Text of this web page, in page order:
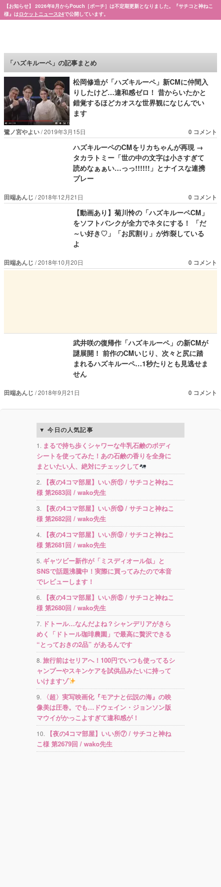
【お知らせ】 2026年8月からPouch［ポーチ］は不定期更新となりました。『サチコと神ねこ
様』はロケットニュース24で公開しています。
「ハズキルーペ」の記事まとめ
松岡修造が「ハズキルーペ」新CMに仲間入
りしたけど…違和感ゼロ！ 昔からいたかと
錯覚するほどカオスな世界観になじんでい
ます
鷺ノ宮やよい 2019年3月15日 0 コメント
ハズキルーペのCMをリカちゃんが再現 →
タカラトミー「世の中の文字は小さすぎて
読めなぁぁい…っっ!!!!!!」とナイスな連携
プレー
田端あんじ 2018年12月21日 0 コメント
【動画あり】菊川怜の「ハズキルーペCM」
をソフトバンクが全力でネタにする！ 「だ
～い好き♡」「お尻割り」が炸裂している
よ
田端あんじ 2018年10月20日 0 コメント
武井咲の復帰作「ハズキルーペ」の新CMが
謎展開！ 前作のCMいじり、次々と尻に踏
まれるハズキルーペ…1秒たりとも見逃せま
せん
田端あんじ 2018年9月21日 0 コメント
今日の人気記事
まるで持ち歩くシャワーな牛乳石鹸のボディ
シートを使ってみた！あの石鹸の香りを全身に
まといたい人、絶対にチェックして
【夜の4コマ部屋】いい所⑪ / サチコと神ねこ
様 第2683回 / wako先生
【夜の4コマ部屋】いい所⑩ / サチコと神ねこ
様 第2682回 / wako先生
【夜の4コマ部屋】いい所⑨ / サチコと神ねこ
様 第2681回 / wako先生
ギャツビー新作が「ミスディオール似」と
SNSで話題沸騰中！実際に買ってみたので本音
でレビューします！
【夜の4コマ部屋】いい所⑧ / サチコと神ねこ
様 第2680回 / wako先生
ドトール…なんだよね？シャンデリアがきら
めく「ドトール珈琲農園」で最高に贅沢できる
“とっておきの2品” があるんです
旅行前はセリアへ！100円でいつも使ってるシ
ャンプーやスキンケアを試供品みたいに持って
いけますゾ
〈超〉実写映画化『モアナと伝説の海』の映
像美は圧巻。でも…ドウェイン・ジョンソン版
マウイがかっこよすぎて違和感が！
【夜の4コマ部屋】いい所⑦ / サチコと神ね
こ様 第2679回 / wako先生